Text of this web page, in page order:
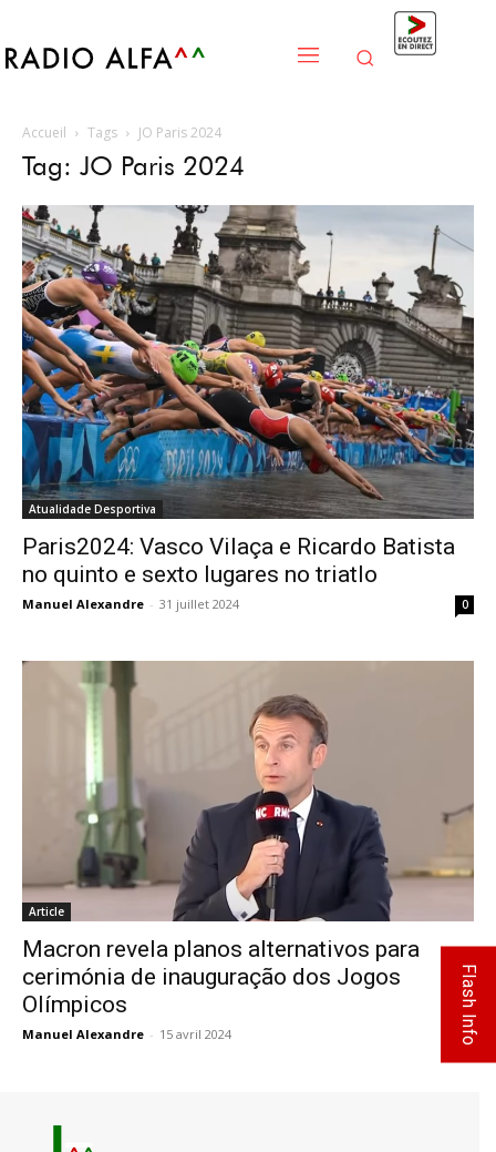
Accueil Tags JO Paris 2024
Tag: JO Paris 2024
Atualidade Desportiva
Paris2024: Vasco Vilaça e Ricardo Batista
no quinto e sexto lugares no triatlo
Manuel Alexandre - 31 juillet 2024 0
Article
Macron revela planos alternativos para
cerimónia de inauguração dos Jogos
Olímpicos
Manuel Alexandre - 15 avril 2024 0
Flash Info